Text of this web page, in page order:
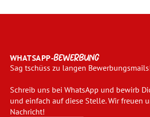
WHATSAPP-BEWERBUNG
Sag tschüss zu langen
Schreib uns bei WhatsApp und bewirb
und einfach auf diese Stelle. Wir freuen
Nachricht!